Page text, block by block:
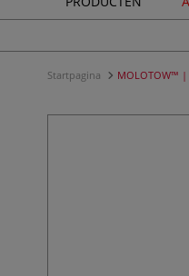
Startpagina MOLOTOW™ |